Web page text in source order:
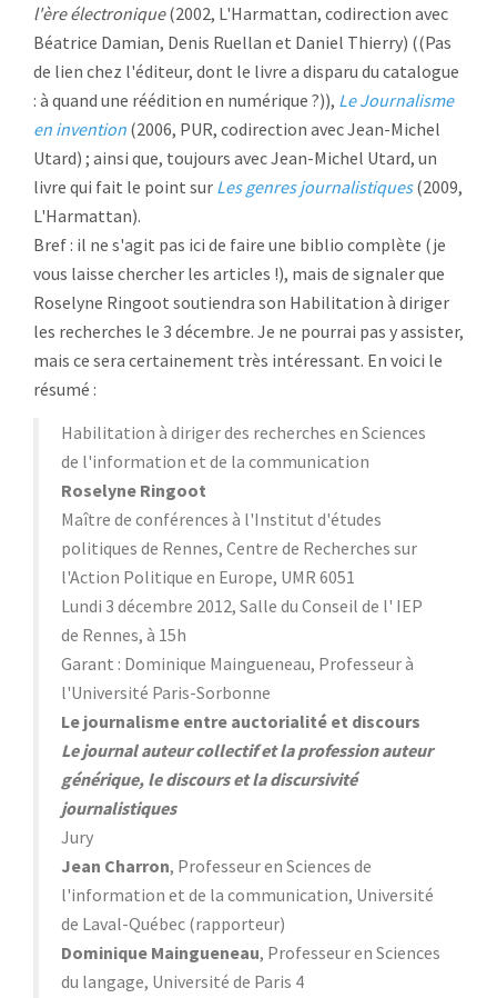
l'ère électronique(2002, L'Harmattan, codirection avec
Béatrice Damian, Denis Ruellan et Daniel Thierry) ((Pas
de lien chez l'éditeur, dont le livre a disparu du catalogue
: à quand une réédition en numérique ?)), Le Journalisme
en invention (2006, PUR, codirection avec Jean-Michel
Utard) ; ainsi que, toujours avec Jean-Michel Utard, un
livre qui fait le point sur Les genres journalistiques(2009,
L'Harmattan).
Bref : il ne s'agit pas ici de faire une biblio complète (je
vous laisse chercher les articles !), mais de signaler que
Roselyne Ringoot soutiendra son Habilitation à diriger
les recherches le 3 décembre. Je ne pourrai pas y assister,
mais ce sera certainement très intéressant. En voici le
résumé :
Habilitation à diriger des recherches en Sciences
de l'information et de la communication
Roselyne Ringoot
Maître de conférences à l'Institut d'études
politiques de Rennes, Centre de Recherches sur
l'Action Politique en Europe, UMR 6051
Lundi 3 décembre 2012, Salle du Conseil de l' IEP
de Rennes, à 15h
Garant : Dominique Maingueneau, Professeur à
l'Université Paris-Sorbonne
Le journalisme entre auctorialité et discours
Le journal auteur collectif et la profession auteur
générique, le discours et la discursivité
journalistiques
Jury
Jean Charron, Professeur en Sciences de
l'information et de la communication, Université
de Laval-Québec (rapporteur)
Dominique Maingueneau, Professeur en Sciences
du langage, Université de Paris 4